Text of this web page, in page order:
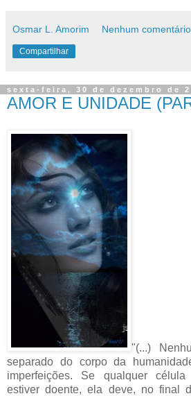
Osmar L. Amorim Nenhum
Compartilhar
sexta-feira, 30 de dezembro de
AMOR E UNIDADE
"(...)
separado do corpo da
imperfeições. Se qualquer
estiver doente, ela deve, no final